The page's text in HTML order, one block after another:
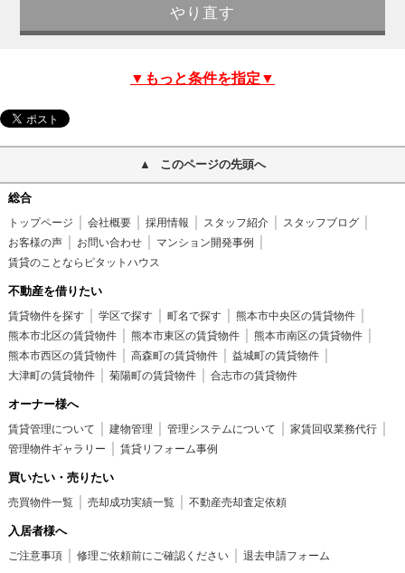
▼もっと条件を指定▼
このページの先頭へ
総合
トップページ 会社概要 採用情報 スタッフ紹介
スタッフブログ
お客様の声
お問い合わせ
マンション開発事例
賃貸のことならピタットハウス
不動産を借りたい
賃貸物件を探す 学区で探す 町名で探す
熊本市中央区の賃貸物件
熊本市北区の賃貸物件
熊本市東区の賃貸物件
熊本市南区の賃貸物件
熊本市西区の賃貸物件
高森町の賃貸物件
益城町の賃貸物件
大津町の賃貸物件
菊陽町の賃貸物件 合志市の賃貸物件
オーナー様へ
賃貸管理について 建物管理 管理システムについて
家賃回収業務代行
管理物件ギャラリー
賃貸リフォーム事例
買いたい・売りたい
売買物件一覧 売却成功実績一覧 不動産売却査定依頼
入居者様へ
ご注意事項 修理ご依頼前にご確認ください 退去申請フォーム